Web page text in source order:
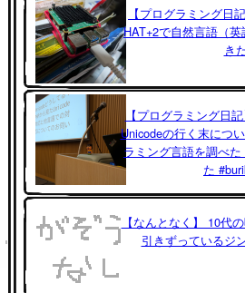
【プログラミング日
HAT+2で自然言語（
き
【プログラミング日
Unicodeの行く末につ
ラミング言語を調べ
た
【なんとなく】 10代
引きずっているジ